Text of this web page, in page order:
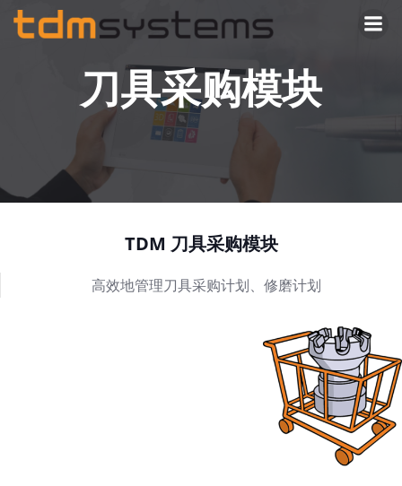
to
刀具采购模块
TDM 刀具采购模块
高效地管理刀具采购计划、修磨计划